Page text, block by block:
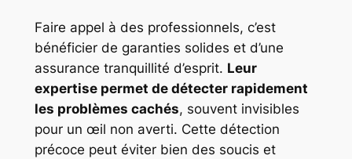
Faire appel à des professionnels, c’est
bénéficier de garanties solides et d’une
assurance tranquillité d’esprit. Leur
expertise permet de détecter rapidement
les problèmes cachés, souvent invisibles
pour un œil non averti. Cette détection
précoce peut éviter bien des soucis et